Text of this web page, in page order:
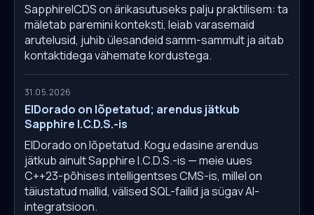
SapphireICDS on ärikasutuseks palju praktilisem: ta
mäletab paremini konteksti, leiab varasemaid
arutelusid, juhib ülesandeid samm-sammult ja aitab
kontaktidega vähemate kordustega.
31.05.2026
ElDorado on lõpetatud; arendus jätkub
Sapphire I.C.D.S.-is
ElDorado on lõpetatud. Kogu edasine arendus
jätkub ainult Sapphire I.C.D.S.-is — meie uues
C++23-põhises intelligentses CMS-is, millel on
täiustatud mallid, välised SQL-failid ja sügav AI-
integratsioon.